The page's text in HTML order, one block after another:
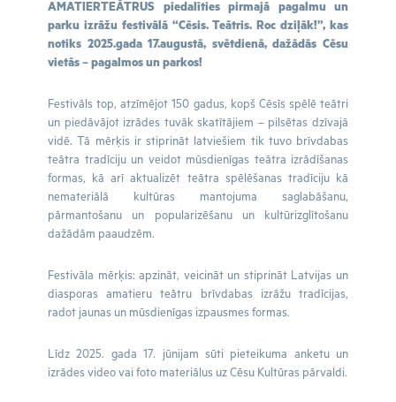
AMATIERTEĀTRUS piedalīties pirmajā pagalmu un
parku izrāžu festivālā “Cēsis. Teātris. Roc dziļāk!”, kas
notiks 2025.gada 17.augustā, svētdienā, dažādās Cēsu
vietās – pagalmos un parkos!
Festivāls top, atzīmējot 150 gadus, kopš Cēsīs spēlē teātri
un piedāvājot izrādes tuvāk skatītājiem – pilsētas dzīvajā
vidē. Tā mērķis ir stiprināt latviešiem tik tuvo brīvdabas
teātra tradīciju un veidot mūsdienīgas teātra izrādīšanas
formas, kā arī aktualizēt teātra spēlēšanas tradīciju kā
nemateriālā kultūras mantojuma saglabāšanu,
pārmantošanu un popularizēšanu un kultūrizglītošanu
dažādām paaudzēm.
Festivāla mērķis: apzināt, veicināt un stiprināt Latvijas un
diasporas amatieru teātru brīvdabas izrāžu tradīcijas,
radot jaunas un mūsdienīgas izpausmes formas.
Līdz 2025. gada 17. jūnijam sūti pieteikuma anketu un
izrādes video vai foto materiālus uz Cēsu Kultūras pārvaldi.